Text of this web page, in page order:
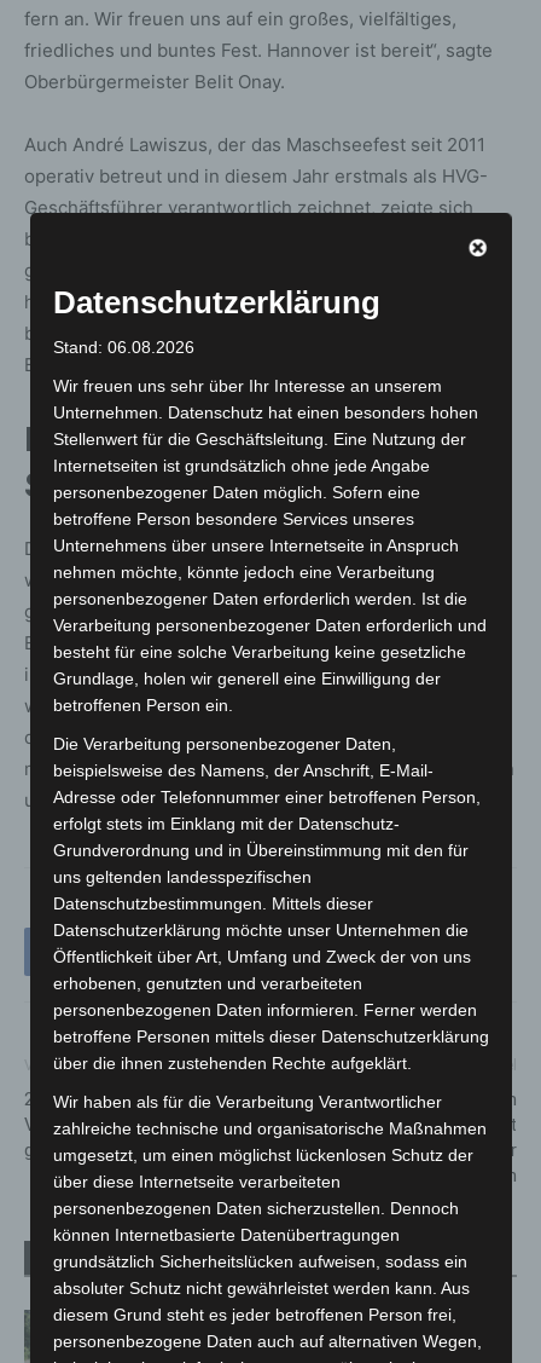
fern an. Wir freuen uns auf ein großes, vielfältiges,
friedliches und buntes Fest. Hannover ist bereit“, sagte
Oberbürgermeister Belit Onay.
Auch André Lawiszus, der das Maschseefest seit 2011
operativ betreut und in diesem Jahr erstmals als HVG-
Geschäftsführer verantwortlich zeichnet, zeigte sich
begeistert vom gelungenen Auftakt: „An allen vier Ufern
gibt es viel zu entdecken – von neuer Gastronomie bis
hin zu ganz besonderen Genuss-Orten, wie
beispielsweise das neu gestaltete Westufer mit Aperitivo
Bay.“
Ein Fest mit internationaler
Strahlkraft
Das Maschseefest hat sich in den vergangenen Jahren
weit über die Stadtgrenzen hinaus einen Namen
gemacht. Längst ist es mehr als ein regionales Open-Air-
Event – es gilt als kulturelles Großereignis mit
internationalem Charakter. Rund zwei Millionen Gäste
werden auch in diesem Jahr zum größten Sommerfest
der Region erwartet, das mit seinem maritimen Flair
mitten in Hannover die niedersächsischen Sommerferien
ugefühlt um zweieinhalb Wochen verlängert.
Vorheriger Artikel
20 Jahre Maker Faire Kultur:
Vom Garagenprojekt zur
globalen Innovationsbewegung
Welle von Schockanrufen im
Raum Celle – Polizei warnt
eindringlich vor
Telefonbetrügern
Verwandte Artikel Mehr vom Autor
Brand im „Haus der Begegnung“ in
Neuwarmbüchen schnell eingedämmt
Datenschutzerklärung
Stand: 06.08.2026
Wir freuen uns sehr über Ihr Interesse an unserem
Unternehmen. Datenschutz hat einen besonders hohen
Stellenwert für die Geschäftsleitung. Eine Nutzung der
Internetseiten ist grundsätzlich ohne jede Angabe
personenbezogener Daten möglich. Sofern eine
betroffene Person besondere Services unseres
Unternehmens über unsere Internetseite in Anspruch
nehmen möchte, könnte jedoch eine Verarbeitung
personenbezogener Daten erforderlich werden. Ist die
Verarbeitung personenbezogener Daten erforderlich und
besteht für eine solche Verarbeitung keine gesetzliche
Grundlage, holen wir generell eine Einwilligung der
betroffenen Person ein.
Die Verarbeitung personenbezogener Daten,
beispielsweise des Namens, der Anschrift, E-Mail-
Adresse oder Telefonnummer einer betroffenen Person,
erfolgt stets im Einklang mit der Datenschutz-
Grundverordnung und in Übereinstimmung mit den für
uns geltenden landesspezifischen
Datenschutzbestimmungen. Mittels dieser
Datenschutzerklärung möchte unser Unternehmen die
Öffentlichkeit über Art, Umfang und Zweck der von uns
erhobenen, genutzten und verarbeiteten
personenbezogenen Daten informieren. Ferner werden
betroffene Personen mittels dieser Datenschutzerklärung
über die ihnen zustehenden Rechte aufgeklärt.
Wir haben als für die Verarbeitung Verantwortlicher
zahlreiche technische und organisatorische Maßnahmen
umgesetzt, um einen möglichst lückenlosen Schutz der
über diese Internetseite verarbeiteten
personenbezogenen Daten sicherzustellen. Dennoch
können Internetbasierte Datenübertragungen
grundsätzlich Sicherheitslücken aufweisen, sodass ein
absoluter Schutz nicht gewährleistet werden kann. Aus
diesem Grund steht es jeder betroffenen Person frei,
personenbezogene Daten auch auf alternativen Wegen,